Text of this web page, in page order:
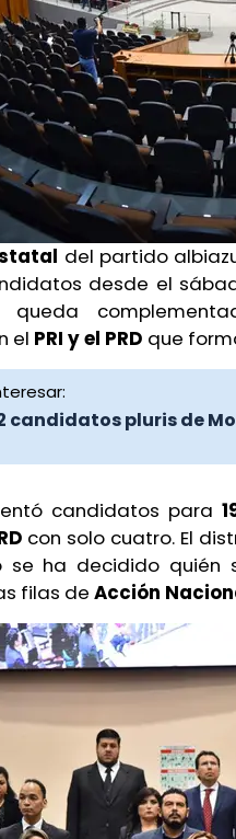
del partido
desde el
el PRI y el PRD que
candidatos pluris de
candidatos para
con solo cuatro. El
se ha decidido quién
filas de Acción